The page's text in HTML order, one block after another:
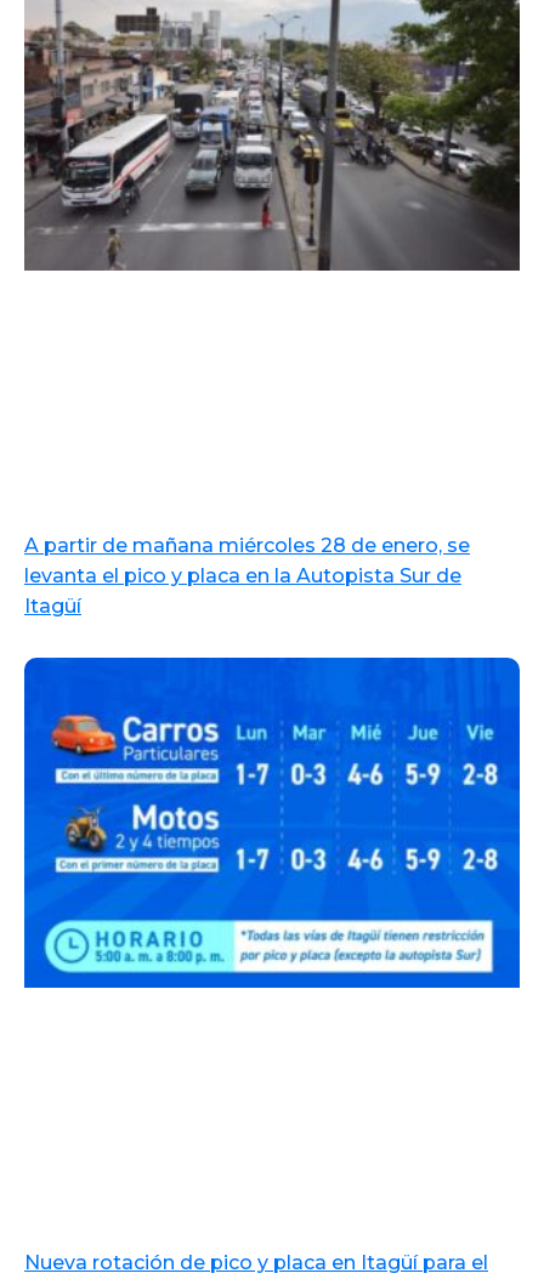
A partir de mañana miércoles 28 de enero, se
levanta el pico y placa en la Autopista Sur de
Itagüí
Nueva rotación de pico y placa en Itagüí para el